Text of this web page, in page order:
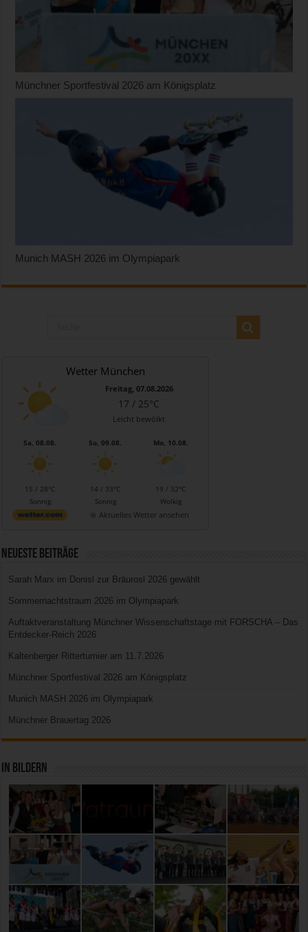
Münchner Sportfestival 2026 am Königsplatz
Munich MASH 2026 im Olympiapark
Wetter München
Freitag, 07.08.2026
17 / 25°C
Leicht bewölkt
Sa, 08.08.
15 / 28°C
Sonnig
So, 09.08.
14 / 33°C
Sonnig
Mo, 10.08.
19 / 32°C
Wolkig
Aktuelles Wetter ansehen
Neueste Beiträge
Sarah Marx im Donisl zur Bräurosl 2026 gewählt
Sommernachtstraum 2026 im Olympiapark
Auftaktveranstaltung Münchner Wissenschaftstage mit FORSCHA – Das
Entdecker-Reich 2026
Kaltenberger Ritterturnier am 11.7.2026
Münchner Sportfestival 2026 am Königsplatz
Munich MASH 2026 im Olympiapark
Münchner Brauertag 2026
In Bildern